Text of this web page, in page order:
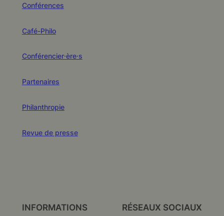
Conférences
Café-Philo
Conférencier·ère·s
Partenaires
Philanthropie
Revue de presse
INFORMATIONS RÉSEAUX SOCIAUX